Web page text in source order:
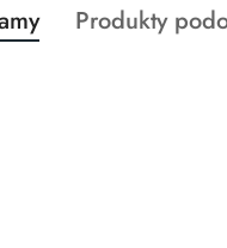
produktów
Produkty
Produkty